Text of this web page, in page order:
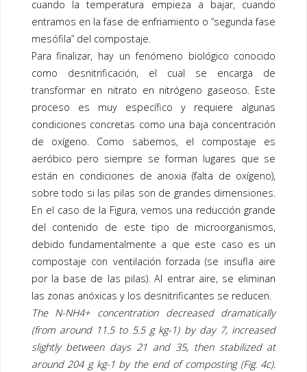
cuando la temperatura empieza a bajar, cuando
entramos en la fase de enfriamiento o “segunda fase
mesófila” del compostaje.
Para finalizar, hay un fenómeno biológico conocido
como desnitrificación, el cual se encarga de
transformar en nitrato en nitrógeno gaseoso. Este
proceso es muy específico y requiere algunas
condiciones concretas como una baja concentración
de oxígeno. Como sabemos, el compostaje es
aeróbico pero siempre se forman lugares que se
están en condiciones de anoxia (falta de oxígeno),
sobre todo si las pilas son de grandes dimensiones.
En el caso de la Figura, vemos una reducción grande
del contenido de este tipo de microorganismos,
debido fundamentalmente a que este caso es un
compostaje con ventilación forzada (se insufla aire
por la base de las pilas). Al entrar aire, se eliminan
las zonas anóxicas y los desnitrificantes se reducen.
The N-NH4+ concentration decreased dramatically
(from around 11.5 to 5.5 g kg-1) by day 7, increased
slightly between days 21 and 35, then stabilized at
around 204 g kg-1 by the end of composting (Fig. 4c).